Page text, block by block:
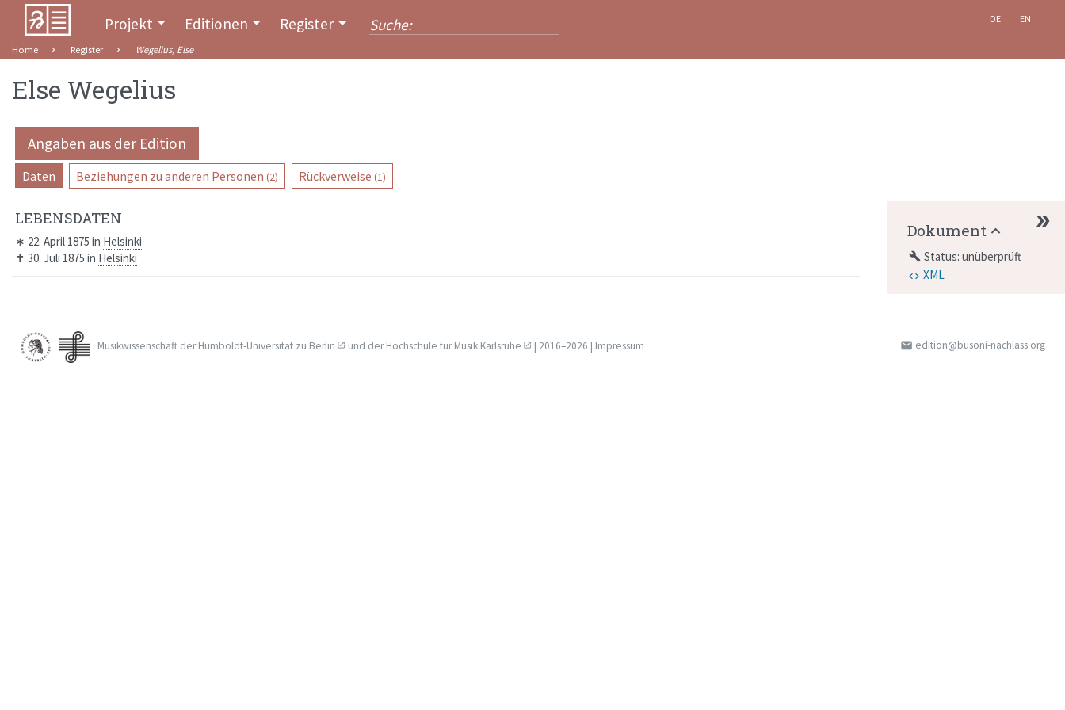
Projekt Editionen Register DE EN
Home Register Wegelius, Else
Else Wegelius
Angaben aus der Edition
Daten Beziehungen zu anderen Personen (2) Rückverweise (1)
LEBENSDATEN
∗ 22. April 1875 in Helsinki
✝ 30. Juli 1875 in Helsinki
Dokument
build Status: unüberprüft
XML
Musikwissenschaft derHumboldt-Universität zu Berlin und derHochschule für Musik Karlsruhe | 2016–2026 | Impressum email edition@busoni-nachlass.org